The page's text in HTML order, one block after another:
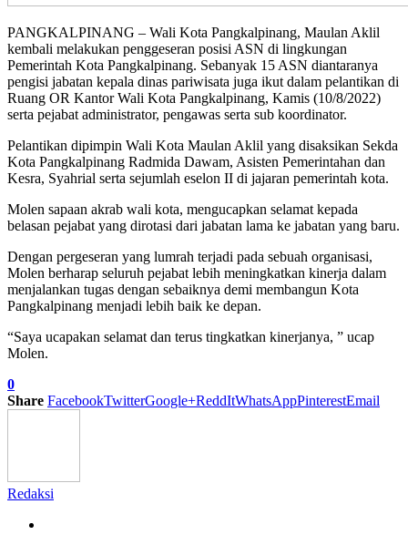
PANGKALPINANG – Wali Kota Pangkalpinang, Maulan Aklil
kembali melakukan penggeseran posisi ASN di lingkungan
Pemerintah Kota Pangkalpinang. Sebanyak 15 ASN diantaranya
pengisi jabatan kepala dinas pariwisata juga ikut dalam pelantikan di
Ruang OR Kantor Wali Kota Pangkalpinang, Kamis (10/8/2022)
serta pejabat administrator, pengawas serta sub koordinator.
Pelantikan dipimpin Wali Kota Maulan Aklil yang disaksikan Sekda
Kota Pangkalpinang Radmida Dawam, Asisten Pemerintahan dan
Kesra, Syahrial serta sejumlah eselon II di jajaran pemerintah kota.
Molen sapaan akrab wali kota, mengucapkan selamat kepada
belasan pejabat yang dirotasi dari jabatan lama ke jabatan yang baru.
Dengan pergeseran yang lumrah terjadi pada sebuah organisasi,
Molen berharap seluruh pejabat lebih meningkatkan kinerja dalam
menjalankan tugas dengan sebaiknya demi membangun Kota
Pangkalpinang menjadi lebih baik ke depan.
“Saya ucapakan selamat dan terus tingkatkan kinerjanya, ” ucap
Molen.
0
Share FacebookTwitterGoogle+ReddItWhatsAppPinterestEmail
Redaksi